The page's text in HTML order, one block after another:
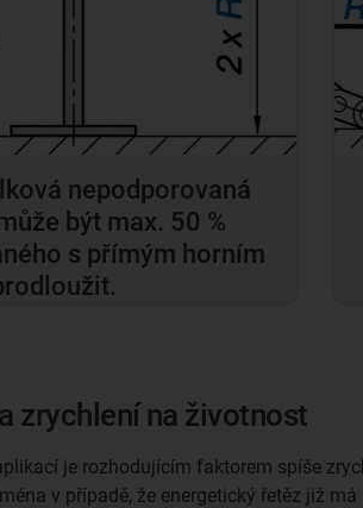
nepodporovaná
být max. 50 %
s přímým horním
zrychlení na životnost
je rozhodujícím faktorem spíše
v případě, že energetický řetěz již